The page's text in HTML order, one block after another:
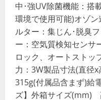
中･強UV除菌機能：搭
環境で使用可能)オゾ
ルター：集じん･脱臭
ー：空気質検知センサ
ロック、オートストッ
力：3W製品寸法(直径
315g(付属品含まず)給
ズ】外箱サイズ(mm)